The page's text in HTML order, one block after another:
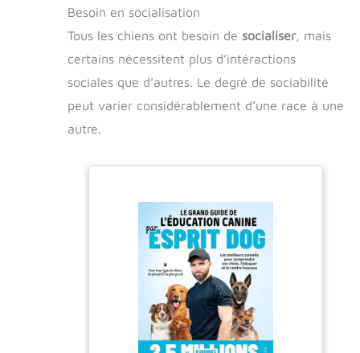
Besoin en socialisation
Tous les chiens ont besoin de socialiser, mais
certains nécessitent plus d’intéractions
sociales que d’autres. Le degré de sociabilité
peut varier considérablement d’une race à une
autre.